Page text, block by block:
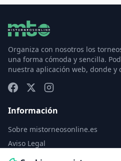
Organiza con nosotros los
una forma cómoda y sencilla.
nuestra aplicación web, donde y
Información
Sobre mistorneosonline.es
Aviso Legal
Política de Privacidad